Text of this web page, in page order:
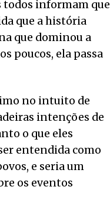
todos informam que
que a história
que dominou a
poucos, ela passa
no intuito de
intenções de
o que eles
entendida como
e seria um
os eventos